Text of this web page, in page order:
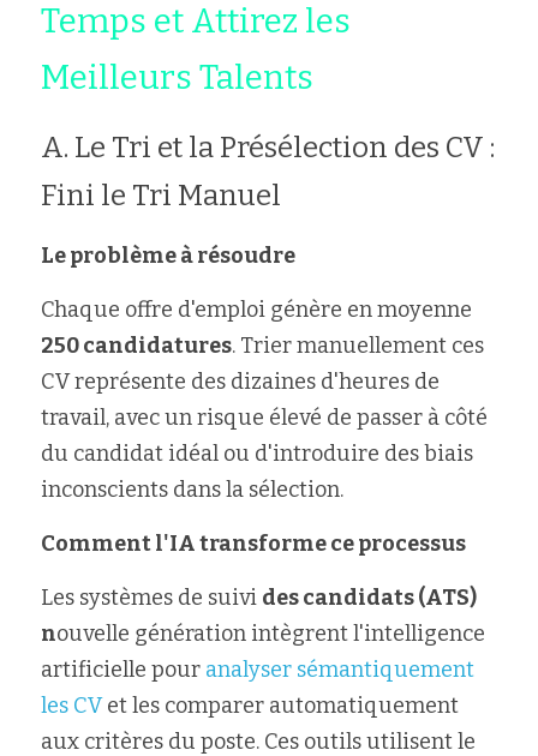
Temps et Attirez les
Meilleurs Talents
A. Le Tri et la Présélection des CV :
Fini le Tri Manuel
Le problème à résoudre
Chaque offre d'emploi génère en moyenne
250 candidatures. Trier manuellement ces
CV représente des dizaines d'heures de
travail, avec un risque élevé de passer à côté
du candidat idéal ou d'introduire des biais
inconscients dans la sélection.
Comment l'IA transforme ce processus
Les systèmes de suivi des candidats (ATS)
nouvelle génération intègrent l'intelligence
artificielle pour analyser sémantiquement
les CV et les comparer automatiquement
aux critères du poste. Ces outils utilisent le